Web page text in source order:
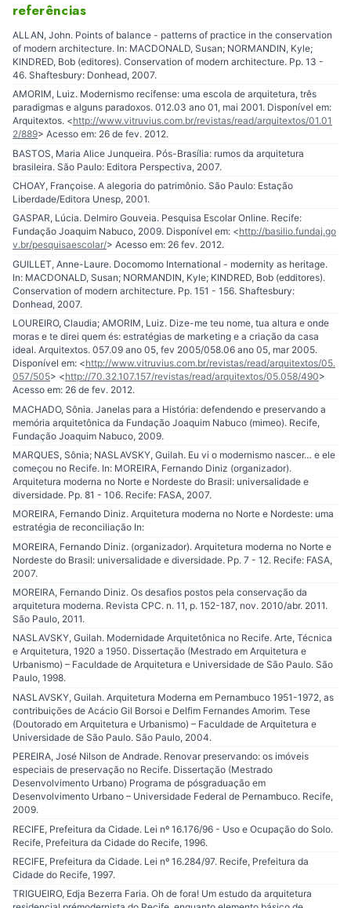
referências
ALLAN, John. Points of balance - patterns of practice in the conservation
of modern architecture. In: MACDONALD, Susan; NORMANDIN, Kyle;
KINDRED, Bob (editores). Conservation of modern architecture. Pp. 13 -
46. Shaftesbury: Donhead, 2007.
AMORIM, Luiz. Modernismo recifense: uma escola de arquitetura, três
paradigmas e alguns paradoxos. 012.03 ano 01, mai 2001. Disponível em:
Arquitextos. <http://www.vitruvius.com.br/revistas/read/arquitextos/01.01
2/889> Acesso em: 26 de fev. 2012.
BASTOS, Maria Alice Junqueira. Pós-Brasília: rumos da arquitetura
brasileira. São Paulo: Editora Perspectiva, 2007.
CHOAY, Françoise. A alegoria do patrimônio. São Paulo: Estação
Liberdade/Editora Unesp, 2001.
GASPAR, Lúcia. Delmiro Gouveia. Pesquisa Escolar Online. Recife:
Fundação Joaquim Nabuco, 2009. Disponível em: <http://basilio.fundaj.go
v.br/pesquisaescolar/> Acesso em: 26 fev. 2012.
GUILLET, Anne-Laure. Docomomo International - modernity as heritage.
In: MACDONALD, Susan; NORMANDIN, Kyle; KINDRED, Bob (edditores).
Conservation of modern architecture. Pp. 151 - 156. Shaftesbury:
Donhead, 2007.
LOUREIRO, Claudia; AMORIM, Luiz. Dize-me teu nome, tua altura e onde
moras e te direi quem és: estratégias de marketing e a criação da casa
ideal. Arquitextos. 057.09 ano 05, fev 2005/058.06 ano 05, mar 2005.
Disponível em: <http://www.vitruvius.com.br/revistas/read/arquitextos/05.
057/505> <http://70.32.107.157/revistas/read/arquitextos/05.058/490>
Acesso em: 26 de fev. 2012.
MACHADO, Sônia. Janelas para a História: defendendo e preservando a
memória arquitetônica da Fundação Joaquim Nabuco (mimeo). Recife,
Fundação Joaquim Nabuco, 2009.
MARQUES, Sônia; NASLAVSKY, Guilah. Eu vi o modernismo nascer… e ele
começou no Recife. In: MOREIRA, Fernando Diniz (organizador).
Arquitetura moderna no Norte e Nordeste do Brasil: universalidade e
diversidade. Pp. 81 - 106. Recife: FASA, 2007.
MOREIRA, Fernando Diniz. Arquitetura moderna no Norte e Nordeste: uma
estratégia de reconciliação In:
MOREIRA, Fernando Diniz. (organizador). Arquitetura moderna no Norte e
Nordeste do Brasil: universalidade e diversidade. Pp. 7 - 12. Recife: FASA,
2007.
MOREIRA, Fernando Diniz. Os desafios postos pela conservação da
arquitetura moderna. Revista CPC. n. 11, p. 152-187, nov. 2010/abr. 2011.
São Paulo, 2011.
NASLAVSKY, Guilah. Modernidade Arquitetônica no Recife. Arte, Técnica
e Arquitetura, 1920 a 1950. Dissertação (Mestrado em Arquitetura e
Urbanismo) – Faculdade de Arquitetura e Universidade de São Paulo. São
Paulo, 1998.
NASLAVSKY, Guilah. Arquitetura Moderna em Pernambuco 1951-1972, as
contribuições de Acácio Gil Borsoi e Delfim Fernandes Amorim. Tese
(Doutorado em Arquitetura e Urbanismo) – Faculdade de Arquitetura e
Universidade de São Paulo. São Paulo, 2004.
PEREIRA, José Nilson de Andrade. Renovar preservando: os imóveis
especiais de preservação no Recife. Dissertação (Mestrado
Desenvolvimento Urbano) Programa de pósgraduação em
Desenvolvimento Urbano – Universidade Federal de Pernambuco. Recife,
2009.
RECIFE, Prefeitura da Cidade. Lei nº 16.176/96 - Uso e Ocupação do Solo.
Recife, Prefeitura da Cidade do Recife, 1996.
RECIFE, Prefeitura da Cidade. Lei nº 16.284/97. Recife, Prefeitura da
Cidade do Recife, 1997.
TRIGUEIRO, Edja Bezerra Faria. Oh de fora! Um estudo da arquitetura